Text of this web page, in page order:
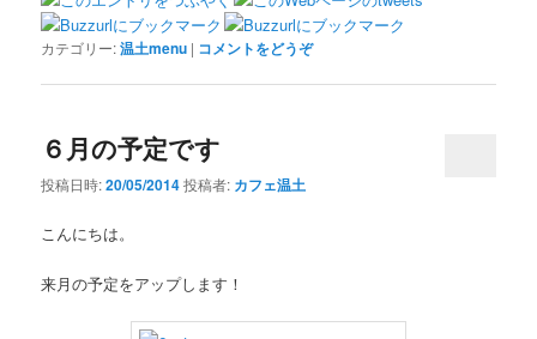
カテゴリー:温土menu | コメントをどうぞ
６月の予定です
投稿日時:20/05/2014投稿者: カフェ温土
こんにちは。
来月の予定をアップします！